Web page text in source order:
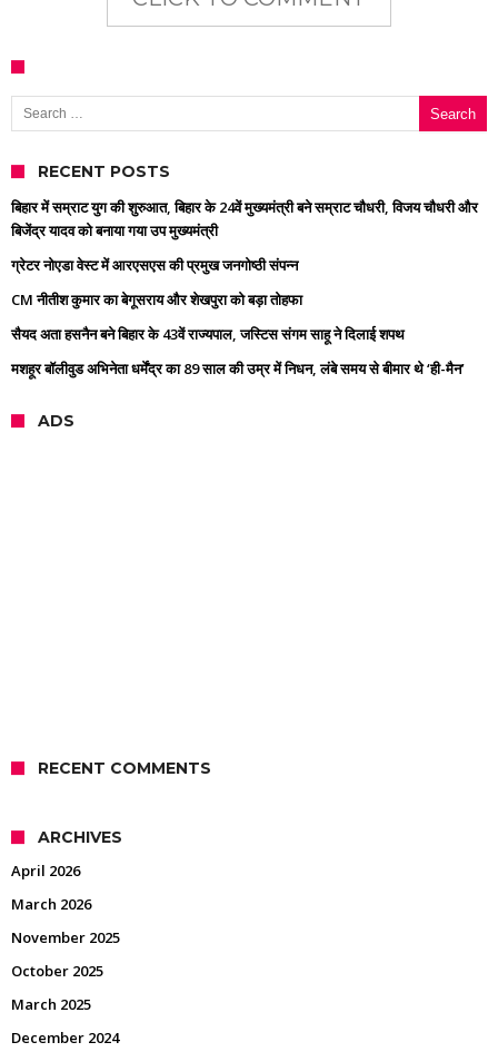
Search for:
RECENT POSTS
बिहार में सम्राट युग की शुरुआत, बिहार के 24वें मुख्यमंत्री बने सम्राट चौधरी, विजय चौधरी और
बिजेंद्र यादव को बनाया गया उप मुख्यमंत्री
ग्रेटर नोएडा वेस्ट में आरएसएस की प्रमुख जनगोष्ठी संपन्न
CM नीतीश कुमार का बेगूसराय और शेखपुरा को बड़ा तोहफा
सैयद अता हसनैन बने बिहार के 43वें राज्यपाल, जस्टिस संगम साहू ने दिलाई शपथ
मशहूर बॉलीवुड अभिनेता धर्मेंद्र का 89 साल की उम्र में निधन, लंबे समय से बीमार थे ‘ही-मैन’
ADS
RECENT COMMENTS
ARCHIVES
April 2026
March 2026
November 2025
October 2025
March 2025
December 2024